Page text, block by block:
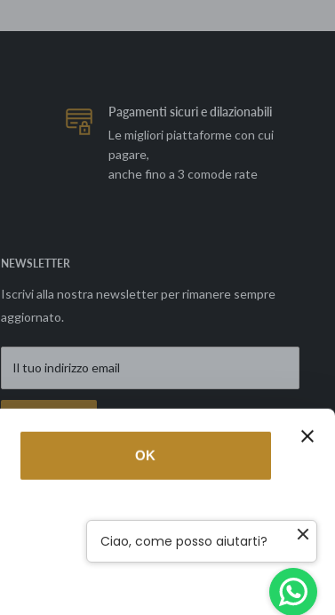
OK
Pagamenti sicuri e dilazionabili
Le migliori piattaforme con cui
pagare,
anche fino a 3 comode rate
NEWSLETTER
Iscrivi alla nostra newsletter per rimanere sempre
aggiornato.
Il tuo indirizzo email
Ciao, come posso aiutarti?